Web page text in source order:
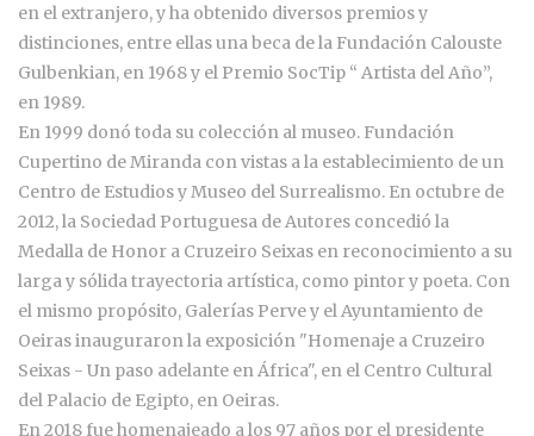
en el extranjero, y ha obtenido diversos premios y
distinciones, entre ellas una beca de la Fundación Calouste
Gulbenkian, en 1968 y el Premio SocTip “ Artista del Año”,
en 1989.
En 1999 donó toda su colección al museo. Fundación
Cupertino de Miranda con vistas a la establecimiento de un
Centro de Estudios y Museo del Surrealismo. En octubre de
2012, la Sociedad Portuguesa de Autores concedió la
Medalla de Honor a Cruzeiro Seixas en reconocimiento a su
larga y sólida trayectoria artística, como pintor y poeta. Con
el mismo propósito, Galerías Perve y el Ayuntamiento de
Oeiras inauguraron la exposición "Homenaje a Cruzeiro
Seixas - Un paso adelante en África", en el Centro Cultural
del Palacio de Egipto, en Oeiras.
En 2018 fue homenajeado a los 97 años por el presidente